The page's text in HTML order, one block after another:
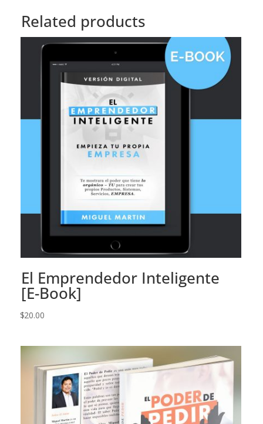
Related products
El Emprendedor Inteligente
[E-Book]
$20.00